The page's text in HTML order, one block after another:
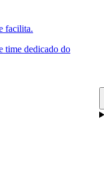
facilita.
time dedicado do